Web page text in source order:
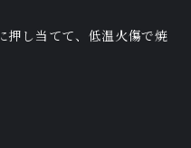
押し当てて、低温火傷で焼